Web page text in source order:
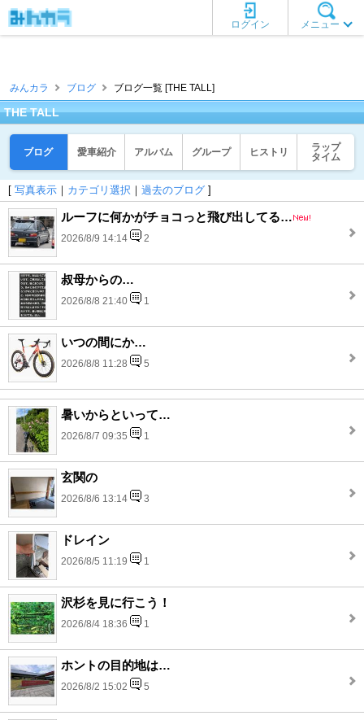
メニュー
ログイン
みんカラ ブログ ブログ一覧 [THE TALL]
THE TALL
ブログ 愛車紹介 アルバム グループ ヒストリ
ラップ
タイム
[ 写真表示 ｜ カテゴリ選択 ｜ 過去のブログ ]
ルーフに何かがチョコっと飛び出してる…
2026/8/9 14:14 2
叔母からの…
2026/8/8 21:40 1
いつの間にか…
2026/8/8 11:28 5
暑いからといって…
2026/8/7 09:35 1
玄関の
2026/8/6 13:14 3
ドレイン
2026/8/5 11:19 1
沢杉を見に行こう！
2026/8/4 18:36 1
ホントの目的地は…
2026/8/2 15:02 5